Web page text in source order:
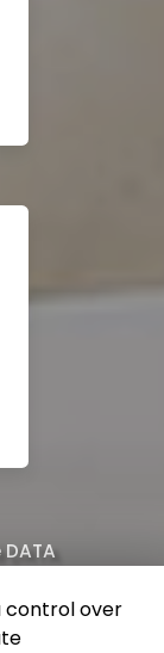
control over